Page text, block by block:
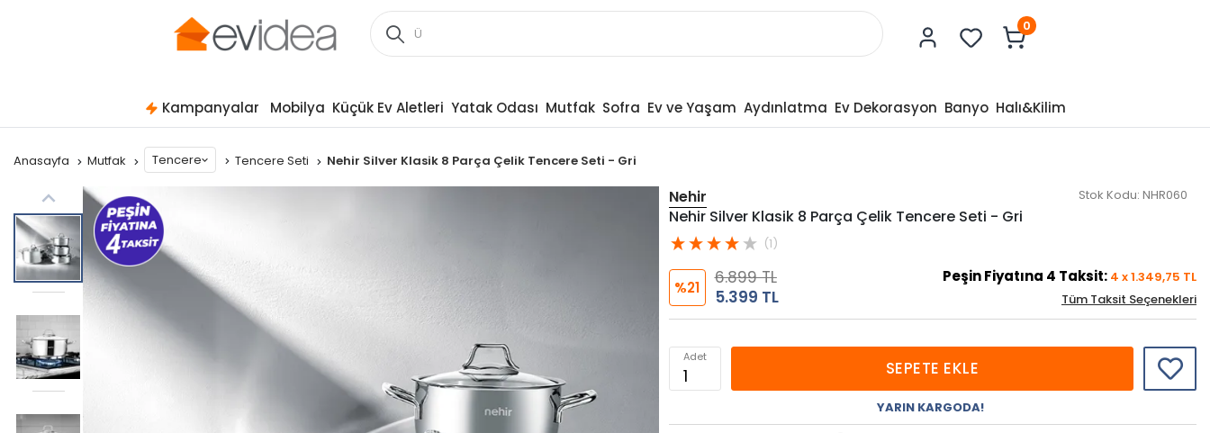
0
Kampanyalar Mobilya Küçük Ev Aletleri Yatak Odası Mutfak Sofra Ev ve Yaşam Aydınlatma Ev Dekorasyon Banyo Halı&Kilim
Anasayfa Mutfak Tencere Tencere Seti Nehir Silver Klasik 8 Parça Çelik Tencere Seti - Gri
Nehir Stok Kodu: NHR060
Nehir Silver Klasik 8 Parça Çelik Tencere Seti - Gri
(1)
%21
6.899 TL
5.399 TL
Peşin Fiyatına 4 Taksit: 4 x1.349,75 TL
Tüm Taksit Seçenekleri
Adet
SEPETE EKLE
YARIN KARGODA!